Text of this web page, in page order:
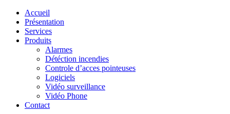
Accueil
Présentation
Services
Produits
Alarmes
Détéction incendies
Controle d’acces pointeuses
Logiciels
Vidéo surveillance
Vidéo Phone
Contact